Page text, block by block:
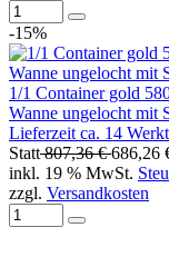
-15%
1/1 Container gold
Wanne ungelocht mit
Lieferzeit ca. 14
Statt807,36 €686,26
inkl. 19 % MwSt.
zzgl. Versandkosten